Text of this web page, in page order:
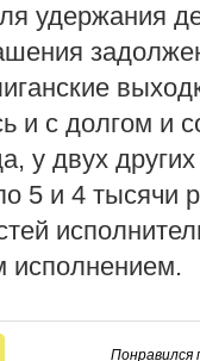
удержания
и с долгом и
у двух
5 и 4 тысячи
исполнением.
Понравился